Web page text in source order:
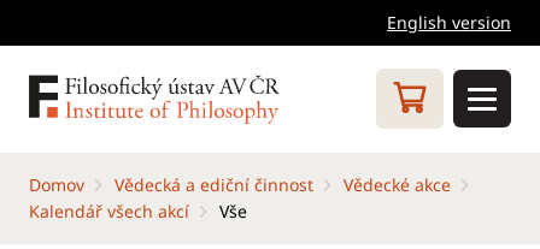
English version
Domov Vědecká a ediční činnost
Vědecké akce
Kalendář všech akcí
Vše